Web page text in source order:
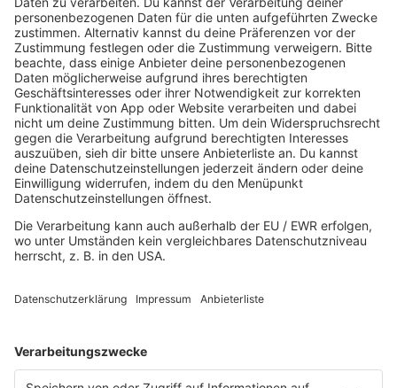
IMAGO / Everett Collection
8 Fakten über Dirty Dancing
Kaum ein Film der 80er begeistert bis heute so
viele Fans. Hinter den berühmten Tanzszenen